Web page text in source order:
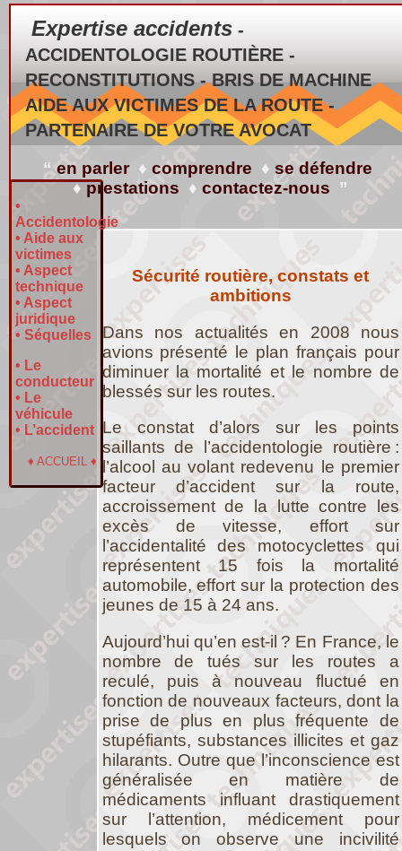
Expertise accidents -
ACCIDENTOLOGIE ROUTIÈRE -
RECONSTITUTIONS - BRIS DE MACHINE
AIDE AUX VICTIMES DE LA ROUTE -
PARTENAIRE DE VOTRE AVOCAT
“en parler ♦comprendre ♦se défendre
♦prestations ♦ contactez-nous ”
•
Accidentologie
• Aide aux
victimes
• Aspect
technique
• Aspect
juridique
• Séquelles
• Le
conducteur
• Le
véhicule
• L’accident
♦ ACCUEIL♦
Sécurité routière, constats et
ambitions
Dans nos actualités en 2008 nous
avions présenté le plan français pour
diminuer la mortalité et le nombre de
blessés sur les routes.
Le constat d’alors sur les points
saillants de l’accidentologie routière :
l’alcool au volant redevenu le premier
facteur d’accident sur la route,
accroissement de la lutte contre les
excès de vitesse, effort sur
l’accidentalité des motocyclettes qui
représentent 15 fois la mortalité
automobile, effort sur la protection des
jeunes de 15 à 24 ans.
Aujourd’hui qu’en est-il ? En France, le
nombre de tués sur les routes a
reculé, puis à nouveau fluctué en
fonction de nouveaux facteurs, dont la
prise de plus en plus fréquente de
stupéfiants, substances illicites et gaz
hilarants. Outre que l’inconscience est
généralisée en matière de
médicaments influant drastiquement
sur l’attention, médicement pour
lesquels on observe une incivilité